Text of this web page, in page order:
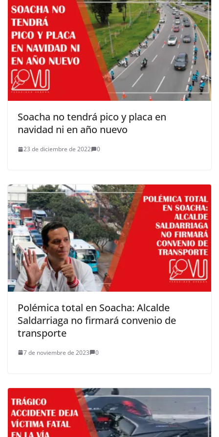
Soacha no tendrá pico y placa en
navidad ni en año nuevo
23 de diciembre de 2022 0
Polémica total en Soacha: Alcalde
Saldarriaga no firmará convenio de
transporte
7 de noviembre de 2023 0